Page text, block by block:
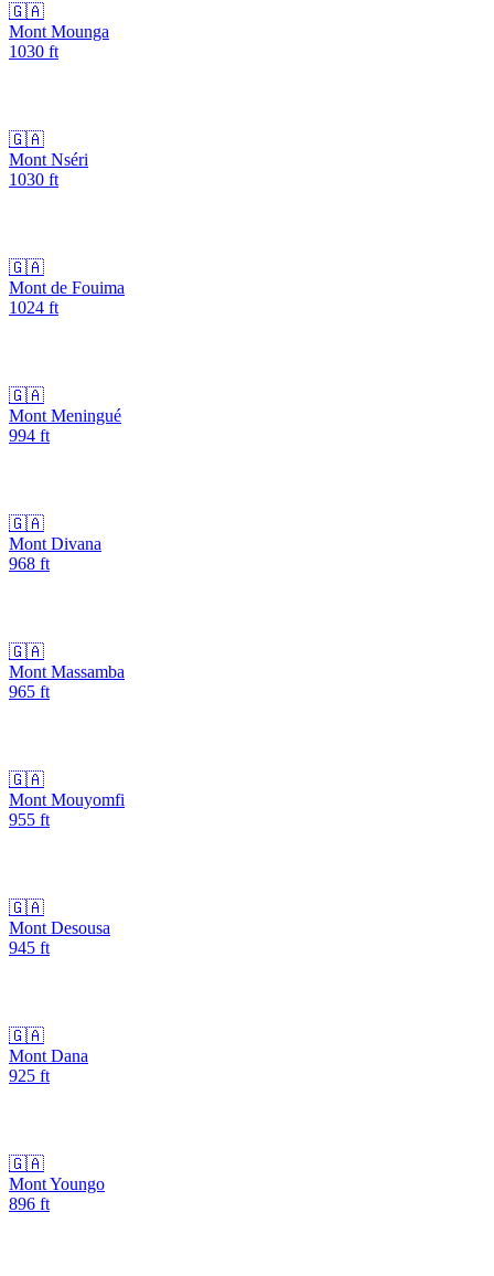
🇬🇦
Mont Mounga
1030 ft
🇬🇦
Mont Nséri
1030 ft
🇬🇦
Mont de Fouima
1024 ft
🇬🇦
Mont Meningué
994 ft
🇬🇦
Mont Divana
968 ft
🇬🇦
Mont Massamba
965 ft
🇬🇦
Mont Mouyomfi
955 ft
🇬🇦
Mont Desousa
945 ft
🇬🇦
Mont Dana
925 ft
🇬🇦
Mont Youngo
896 ft